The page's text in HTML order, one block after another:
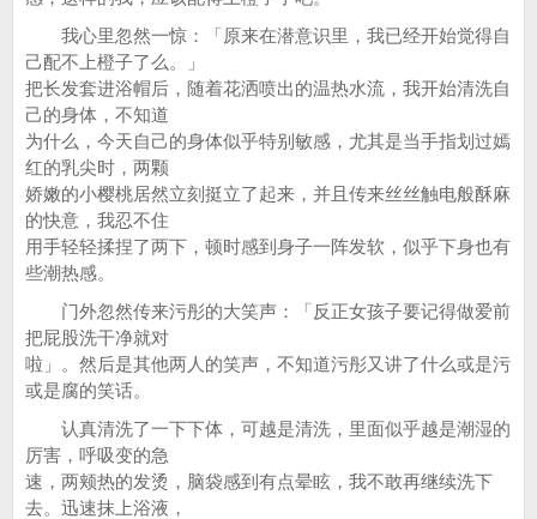
我心里忽然一惊：「原来在潜意识里，我已经开始觉得自
己配不上橙子了么。」
把长发套进浴帽后，随着花洒喷出的温热水流，我开始清洗自
己的身体，不知道
为什么，今天自己的身体似乎特别敏感，尤其是当手指划过嫣
红的乳尖时，两颗
娇嫩的小樱桃居然立刻挺立了起来，并且传来丝丝触电般酥麻
的快意，我忍不住
用手轻轻揉捏了两下，顿时感到身子一阵发软，似乎下身也有
些潮热感。
门外忽然传来污彤的大笑声：「反正女孩子要记得做爱前
把屁股洗干净就对
啦」。然后是其他两人的笑声，不知道污彤又讲了什么或是污
或是腐的笑话。
认真清洗了一下下体，可越是清洗，里面似乎越是潮湿的
厉害，呼吸变的急
速，两颊热的发烫，脑袋感到有点晕眩，我不敢再继续洗下
去。迅速抹上浴液，